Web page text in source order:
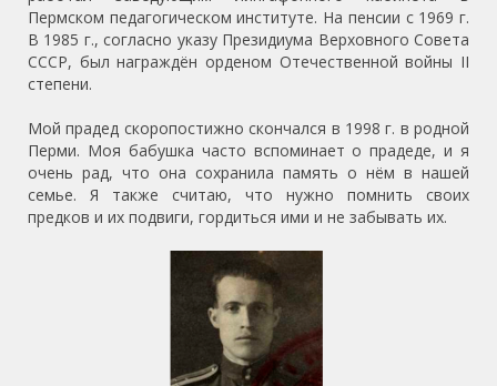
Пермском педагогическом институте. На пенсии с 1969 г.
В 1985 г., согласно указу Президиума Верховного Совета
СССР, был награждён орденом Отечественной войны II
степени.
Мой прадед скоропостижно скончался в 1998 г. в родной
Перми. Моя бабушка часто вспоминает о прадеде, и я
очень рад, что она сохранила память о нём в нашей
семье. Я также считаю, что нужно помнить своих
предков и их подвиги, гордиться ими и не забывать их.